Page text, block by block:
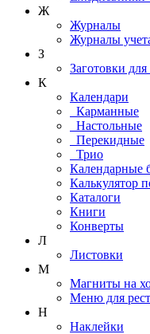
Ж
Журналы
Журналы
З
Заготовки
К
Календари
Карманные
Настольные
Перекидные
Трио
Календарные
Калькулятор
Каталоги
Книги
Конверты
Л
Листовки
М
Магниты на
Меню для
Н
Наклейки